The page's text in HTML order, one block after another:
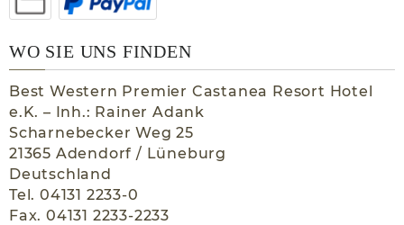
WO SIE UNS FINDEN
Best Western Premier Castanea Resort Hotel
e.K. – Inh.: Rainer Adank
Scharnebecker Weg 25
21365 Adendorf / Lüneburg
Deutschland
Tel. 04131 2233-0
Fax. 04131 2233-2233